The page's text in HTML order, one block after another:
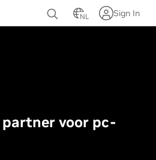
NL Sign In
partner voor pc-